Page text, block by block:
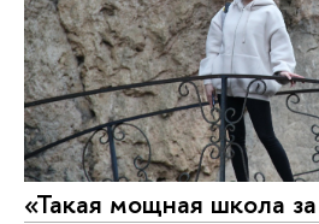
«Такая мощная школа